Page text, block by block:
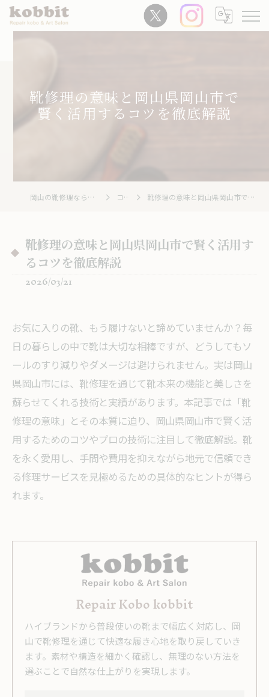
靴修理の意味と岡山県岡山市で
賢く活用するコツを徹底解説
岡山の靴修理ならRepair Kobo kobbit コラム 靴修理の意味と岡山県岡山市で賢く活用するコツを徹底解説
靴修理の意味と岡山県岡山市で賢く活用す
るコツを徹底解説
2026/03/21
お気に入りの靴、もう履けないと諦めていませんか？毎
日の暮らしの中で靴は大切な相棒ですが、どうしてもソ
ールのすり減りやダメージは避けられません。実は岡山
県岡山市には、靴修理を通じて靴本来の機能と美しさを
蘇らせてくれる技術と実績があります。本記事では「靴
修理の意味」とその本質に迫り、岡山県岡山市で賢く活
用するためのコツやプロの技術に注目して徹底解説。靴
を永く愛用し、手間や費用を抑えながら地元で信頼でき
る修理サービスを見極めるための具体的なヒントが得ら
れます。
Repair Kobo kobbit
ハイブランドから普段使いの靴まで幅広く対応し、岡
山で靴修理を通じて快適な履き心地を取り戻していき
ます。素材や構造を細かく確認し、無理のない方法を
選ぶことで自然な仕上がりを実現します。